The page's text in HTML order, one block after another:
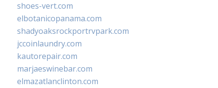
shoes-vert.com
elbotanicopanama.com
shadyoaksrockportrvpark.com
jccoinlaundry.com
kautorepair.com
marjaeswinebar.com
elmazatlanclinton.com